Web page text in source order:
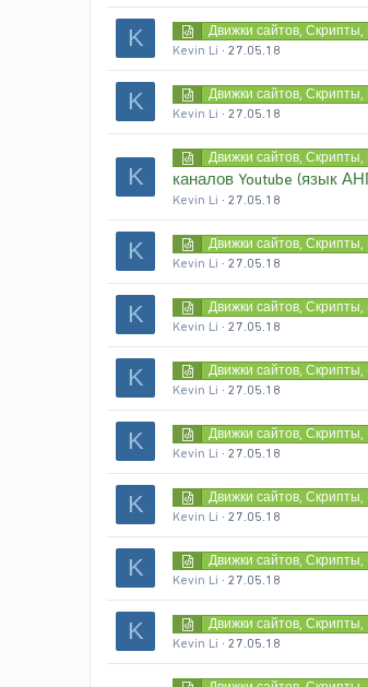
K Движки сайтов, Скрипты,
Kevin Li 27.05.18
K Движки сайтов, Скрипты,
Kevin Li 27.05.18
K
Движки сайтов, Скрипты,
каналов Youtube (язык
Kevin Li 27.05.18
K Движки сайтов, Скрипты,
Kevin Li 27.05.18
K Движки сайтов, Скрипты,
Kevin Li 27.05.18
K Движки сайтов, Скрипты,
Kevin Li 27.05.18
K Движки сайтов, Скрипты,
Kevin Li 27.05.18
K Движки сайтов, Скрипты,
Kevin Li 27.05.18
K Движки сайтов, Скрипты,
Kevin Li 27.05.18
K Движки сайтов, Скрипты,
Kevin Li 27.05.18